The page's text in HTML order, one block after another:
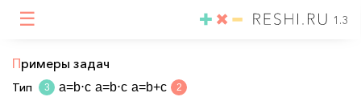
☰ 1.3
Примеры задач
Тип 3 a=b⋅c a=b⋅c a=b+c 2